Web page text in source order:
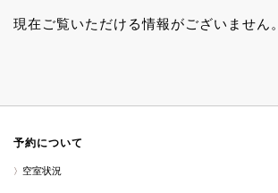
現在ご覧いただける情報がございません。
予約について
空室状況